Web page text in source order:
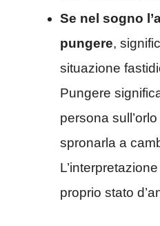
Se nel sogno
pungere,
situazione
Pungere
persona
spronarla a
proprio stato